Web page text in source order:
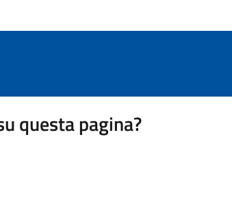
questa pagina?